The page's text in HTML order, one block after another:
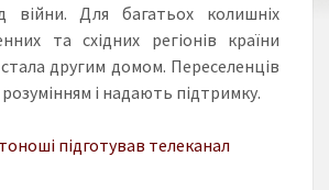
війни. Для багатьох колишніх
та східних регіонів країни
другим домом. Переселенців
розумінням і надають підтримку.
підготував телеканал